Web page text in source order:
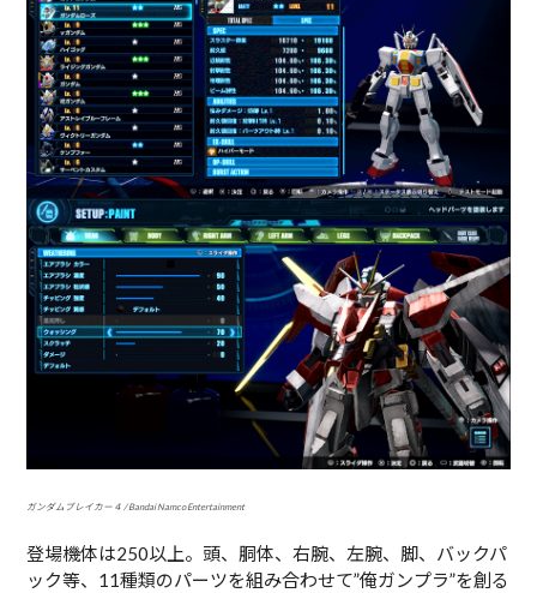
ガンダムブレイカー４ / Bandai Namco Entertainment
登場機体は250以上。頭、胴体、右腕、左腕、脚、バックパ
ック等、11種類のパーツを組み合わせて”俺ガンプラ”を創る